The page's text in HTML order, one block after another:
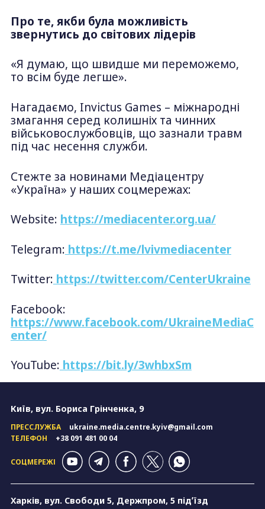
Про те, якби була можливість
звернутись до світових лідерів
«Я думаю, що швидше ми переможемо,
то всім буде легше».
Нагадаємо, Invictus Games – міжнародні
змагання серед колишніх та чинних
військовослужбовців, що зазнали травм
під час несення служби.
Стежте за новинами Медіацентру
«Україна» у наших соцмережах:
Website: https://mediacenter.org.ua/
Telegram: https://t.me/lvivmediacenter
Twitter: https://twitter.com/CenterUkraine
Facebook:
https://www.facebook.com/UkraineMediaC
enter/
YouTube: https://bit.ly/3whbxSm
Київ, вул. Бориса Грінченка, 9
ПРЕССЛУЖБА
ukraine.media.centre.kyiv@gmail.com
ТЕЛЕФОН
+38 091 481 00 04
СОЦМЕРЕЖІ
Харків, вул. Свободи 5, Держпром, 5 підʼїзд